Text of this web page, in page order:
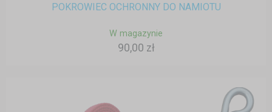
POKROWIEC OCHRONNY DO NAMIOTU
W magazynie
90,00 zł